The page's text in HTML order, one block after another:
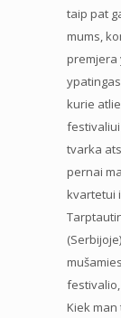
taip pat
mums,
premjera
kurie
tvarka
pernai
kvartetui
Kiek